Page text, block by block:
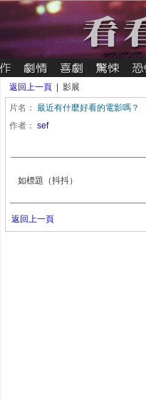
返回上一頁 | 影展
片名： 最近有什麼好看的電影嗎？
作者： sef
如標題（抖抖）
返回上一頁